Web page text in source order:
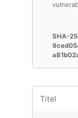
SHA-
Titel